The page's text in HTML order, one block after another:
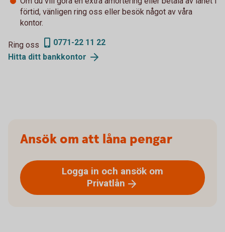
förtid, vänligen ring oss eller besök något av våra
kontor.
Ring oss
0771-22 11 22
Hitta ditt bankkontor
Ansök om att låna pengar
Logga in och ansök om
Privatlån